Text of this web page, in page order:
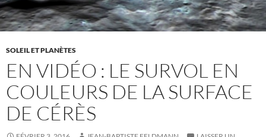
SOLEIL ET PLANÈTES
EN VIDÉO : LE SURVOL EN
COULEURS DE LA SURFACE
DE CÉRÈS